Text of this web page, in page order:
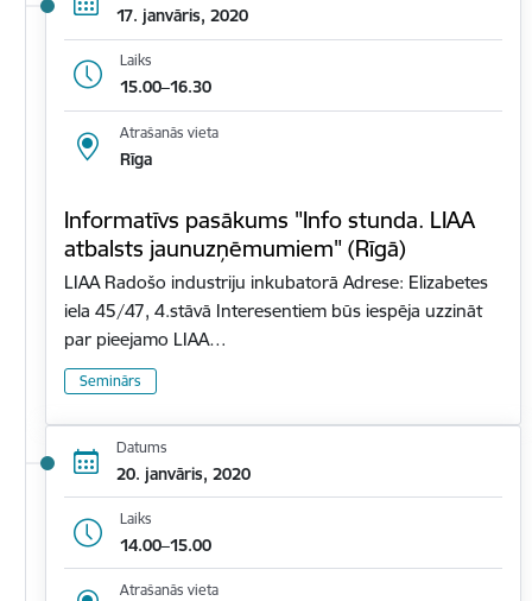
17. janvāris, 2020
Laiks
15.00–16.30
Atrašanās vieta
Rīga
Informatīvs pasākums "Info stunda. LIAA
atbalsts jaunuzņēmumiem" (Rīgā)
LIAA Radošo industriju inkubatorā Adrese: Elizabetes
iela 45/47, 4.stāvā Interesentiem būs iespēja uzzināt
par pieejamo LIAA…
Seminārs
Datums
20. janvāris, 2020
Laiks
14.00–15.00
Atrašanās vieta